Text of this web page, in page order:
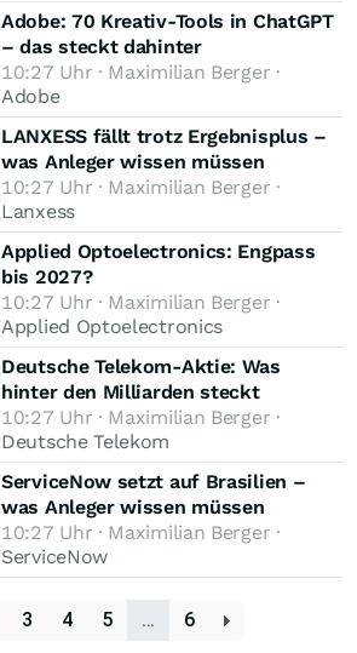
Adobe: 70 Kreativ-Tools in ChatGPT
– das steckt dahinter
10:27 Uhr · Maximilian Berger ·
Adobe
LANXESS fällt trotz Ergebnisplus –
was Anleger wissen müssen
10:27 Uhr · Maximilian Berger ·
Lanxess
Applied Optoelectronics: Engpass
bis 2027?
10:27 Uhr · Maximilian Berger ·
Applied Optoelectronics
Deutsche Telekom-Aktie: Was
hinter den Milliarden steckt
10:27 Uhr · Maximilian Berger ·
Deutsche Telekom
ServiceNow setzt auf Brasilien –
was Anleger wissen müssen
10:27 Uhr · Maximilian Berger ·
ServiceNow
3 4 5 … 6